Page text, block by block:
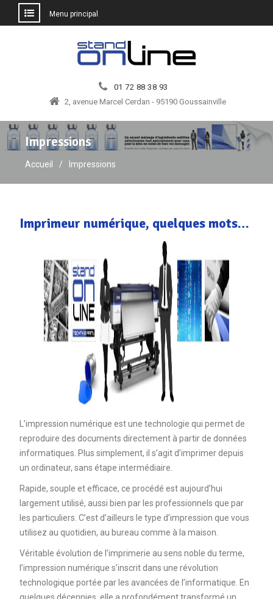
Menu principal
01 72 88 38 93
2, avenue Marcel Cerdan - 95190 Goussainville
Impressions
Accueil Impressions
Imprimeur numérique, quelques mots…
L’impression numérique est une technologie qui permet de
reproduire des documents directement à partir de données
informatiques. Plus simplement, il s’agit d’imprimer depuis
un ordinateur, sans étape intermédiaire.
Rapide, souple et efficace, ce procédé est aujourd’hui
largement utilisé, aussi bien par les professionnels que par
les particuliers. C’est d’ailleurs le type d’impression que vous
utilisez au quotidien, au bureau comme à la maison.
Véritable évolution de l’imprimerie au sens noble du terme,
l’impression numérique s’inscrit dans une révolution
technologique portée par les avancées de l’informatique. En
quelques décennies, elle a profondément transformé un